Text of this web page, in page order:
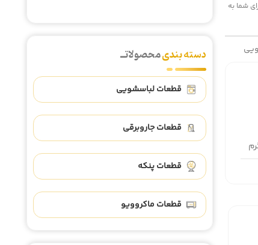
برای شما به
دسته بندیمحصولاتــ
قطعات لباسشویی
قطعات جاروبرقی
قطعات پنکه
قطعات ماکروویو